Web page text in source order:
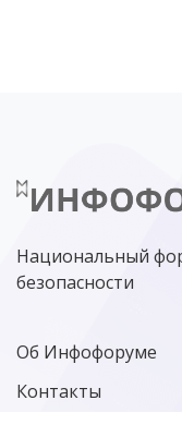
МИНЦИФРЫ РОССИИ
Национальный
безопасности
Об Инфофоруме
Контакты